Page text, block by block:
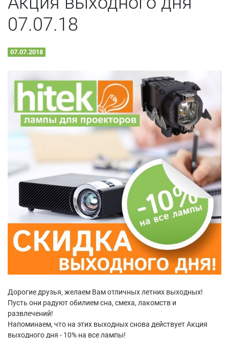
07.07.18
07.07.2018
Дорогие друзья, желаем Вам отличных летних выходных!
Пусть они радуют обилием сна, смеха, лакомств и
развлечений!
Напоминаем, что на этих выходных снова действует Акция
выходного дня - 10% на все лампы!